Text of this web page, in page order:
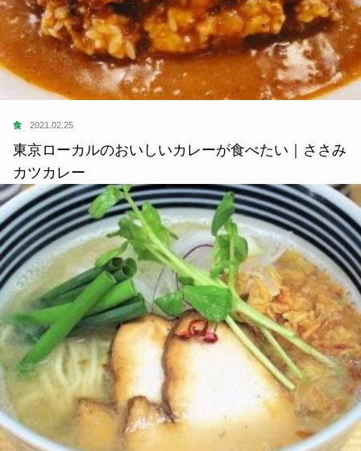
食 2021.02.25
東京ローカルのおいしいカレーが食べたい｜ささみ
カツカレー